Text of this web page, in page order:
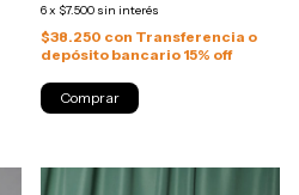
6x $7.500 sin interés
$38.250 con Transferencia o
depósito bancario 15% off
Comprar